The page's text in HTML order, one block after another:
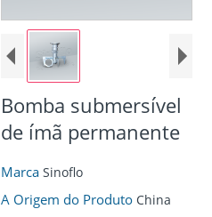
Bomba submersível
de ímã permanente
Marca Sinoflo
A Origem do Produto China